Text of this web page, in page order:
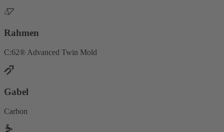
Rahmen
C:62® Advanced Twin Mold
Gabel
Carbon